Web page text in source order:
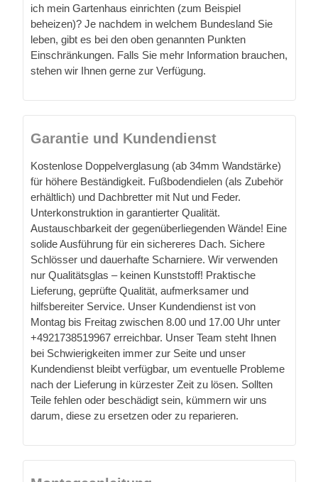
ich mein Gartenhaus einrichten (zum Beispiel
beheizen)? Je nachdem in welchem Bundesland Sie
leben, gibt es bei den oben genannten Punkten
Einschränkungen. Falls Sie mehr Information brauchen,
stehen wir Ihnen gerne zur Verfügung.
Garantie und Kundendienst
Kostenlose Doppelverglasung (ab 34mm Wandstärke)
für höhere Beständigkeit. Fußbodendielen (als Zubehör
erhältlich) und Dachbretter mit Nut und Feder.
Unterkonstruktion in garantierter Qualität.
Austauschbarkeit der gegenüberliegenden Wände! Eine
solide Ausführung für ein sichereres Dach. Sichere
Schlösser und dauerhafte Scharniere. Wir verwenden
nur Qualitätsglas – keinen Kunststoff! Praktische
Lieferung, geprüfte Qualität, aufmerksamer und
hilfsbereiter Service. Unser Kundendienst ist von
Montag bis Freitag zwischen 8.00 und 17.00 Uhr unter
+4921738519967 erreichbar. Unser Team steht Ihnen
bei Schwierigkeiten immer zur Seite und unser
Kundendienst bleibt verfügbar, um eventuelle Probleme
nach der Lieferung in kürzester Zeit zu lösen. Sollten
Teile fehlen oder beschädigt sein, kümmern wir uns
darum, diese zu ersetzen oder zu reparieren.